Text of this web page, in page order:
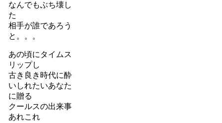
なんでもぶち壊し
た
相手が誰であろう
と。。。
あの頃にタイムス
リップし
古き良き時代に酔
いしれたいあなた
に贈る
クールスの出来事
あれこれ